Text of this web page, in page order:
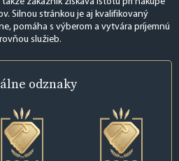
Silnou stránkou je aj kvalifikovaný
pomáha s výberom a vytvára príjemnú
služieb.
odznaky